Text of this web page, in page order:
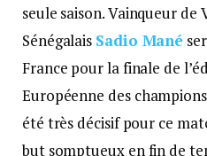
seule saison. Vainqueur
Sénégalais Sadio Mané
France pour la finale de
Européenne des
été très décisif pour ce
but somptueux en fin de